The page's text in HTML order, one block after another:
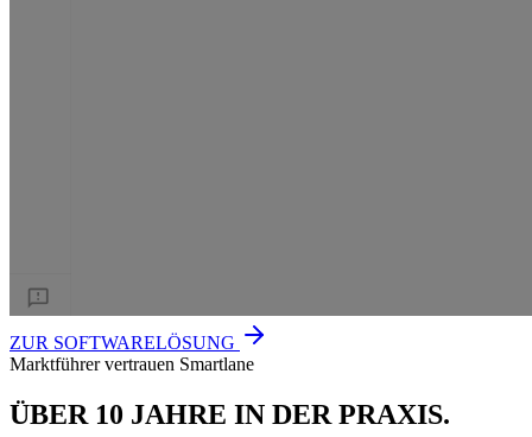
ZUR SOFTWARELÖSUNG
Marktführer vertrauen Smartlane
ÜBER 10 JAHRE IN DER PRAXIS.